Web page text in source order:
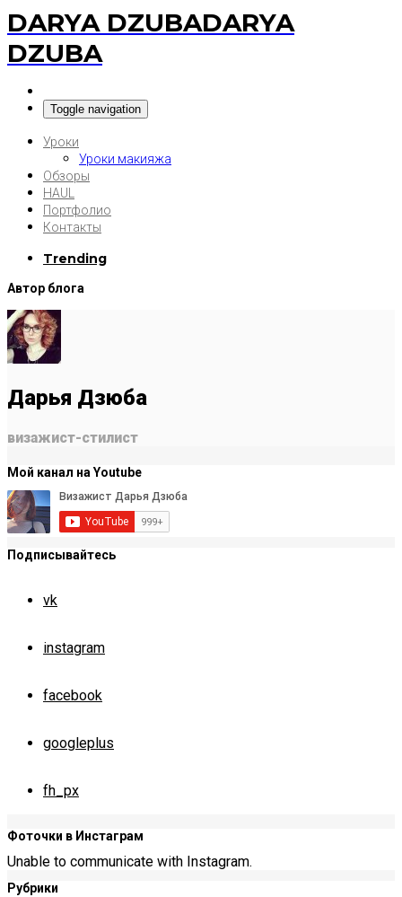
DARYA DZUBADARYA
DZUBA
Toggle navigation
Уроки
Уроки макияжа
Обзоры
HAUL
Портфолио
Контакты
Trending
Автор блога
Дарья Дзюба
визажист-стилист
Мой канал на Youtube
Подписывайтесь
vk
instagram
facebook
googleplus
fh_px
Фоточки в Инстаграм
Unable to communicate with Instagram.
Рубрики